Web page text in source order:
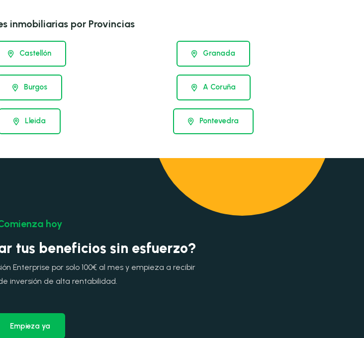
inmobiliarias por Provincias
Castellón Granada
Burgos A Coruña
Lleida Pontevedra
hoy
tus beneficios sin esfuerzo?
Enterprise por solo 100€ al mes y empieza a recibir
inversión de alta rentabilidad.
Empieza ya